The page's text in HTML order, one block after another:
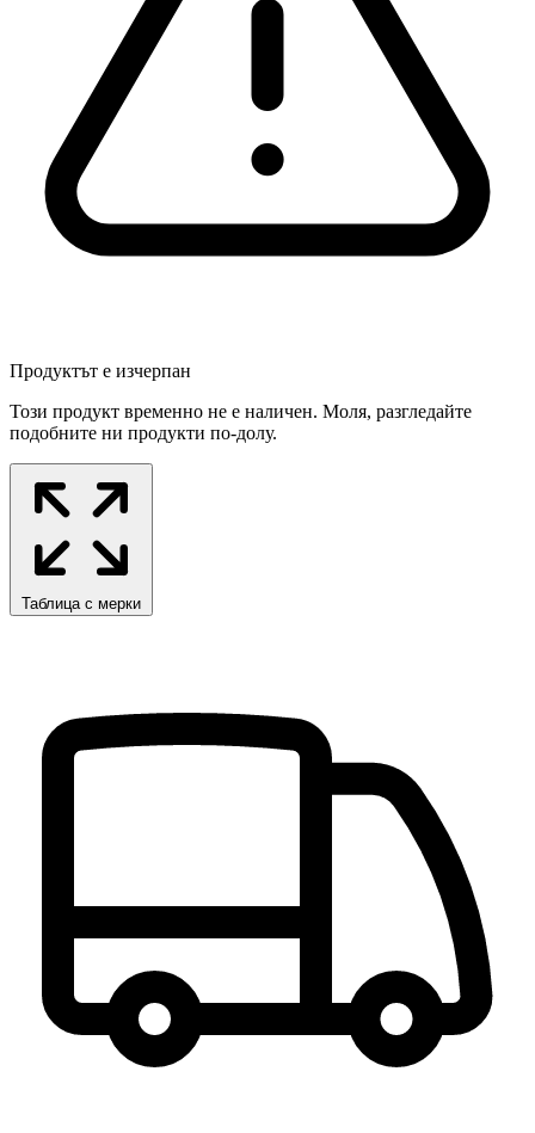
Продуктът е изчерпан
Този продукт временно не е наличен. Моля, разгледайте
подобните ни продукти по-долу.
Таблица с мерки